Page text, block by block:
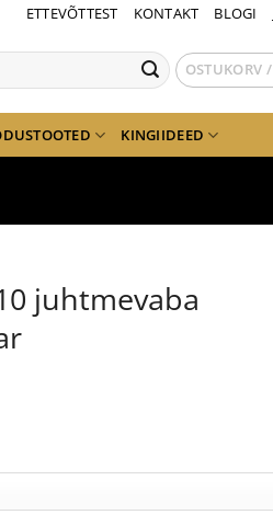
ETTEVÕTTEST KONTAKT BLOGI
OSTUKORV /
KINGIIDEED
juhtmevaba